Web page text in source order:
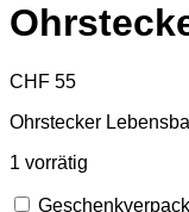
CHF 55
Ohrstecker
1 vorrätig